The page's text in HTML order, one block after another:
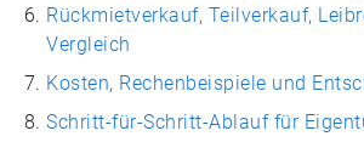
Rückmietverkauf, Teilverkauf,
Vergleich
Kosten, Rechenbeispiele und
Schritt-für-Schritt-Ablauf für